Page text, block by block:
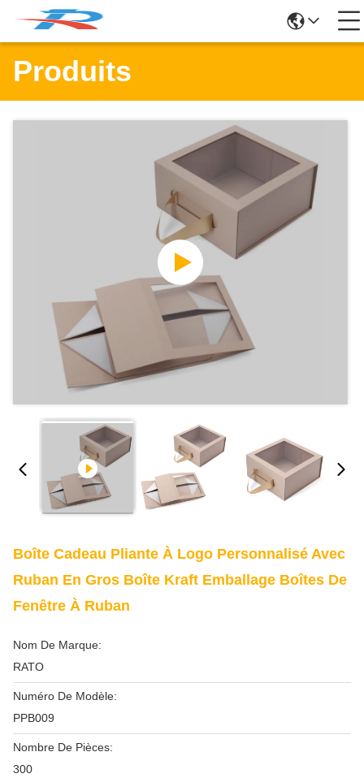
Produits
Boîte Cadeau Pliante À Logo Personnalisé Avec
Ruban En Gros Boîte Kraft Emballage Boîtes De
Fenêtre À Ruban
Nom De Marque:
RATO
Numéro De Modèle:
PPB009
Nombre De Pièces:
300